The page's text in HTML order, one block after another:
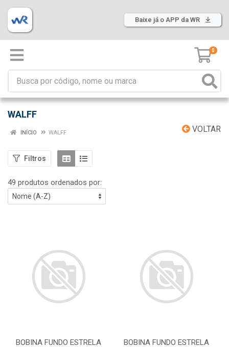
Baixe já o APP da WR
0
WALFF
VOLTAR
INÍCIO WALFF
Filtros
49 produtos ordenados por:
BOBINA FUNDO ESTRELA
BOBINA FUNDO ESTRELA